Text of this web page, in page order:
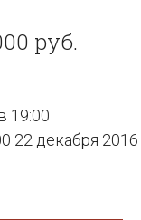
руб.
19:00
22 декабря 2016